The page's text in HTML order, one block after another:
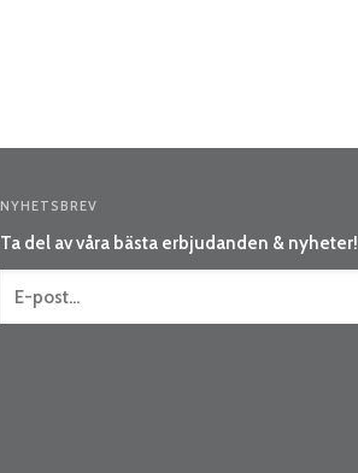
NYHETSBREV
Ta del av våra bästa erbjudanden & nyheter!